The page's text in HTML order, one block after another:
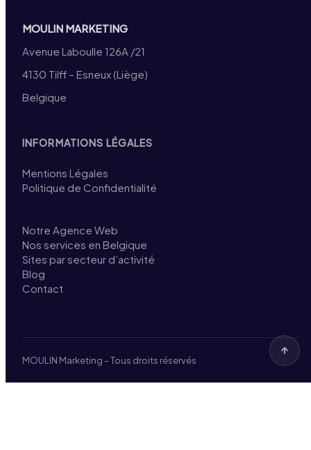
MOULIN MARKETING
Avenue Laboulle 126A /21
4130 Tilff – Esneux (Liège)
Belgique
INFORMATIONS LÉGALES
Mentions Légales
Politique de Confidentialité
Notre Agence Web
Nos services en Belgique
Sites par secteur d’activité
Blog
Contact
MOULIN Marketing – Tous droits réservés